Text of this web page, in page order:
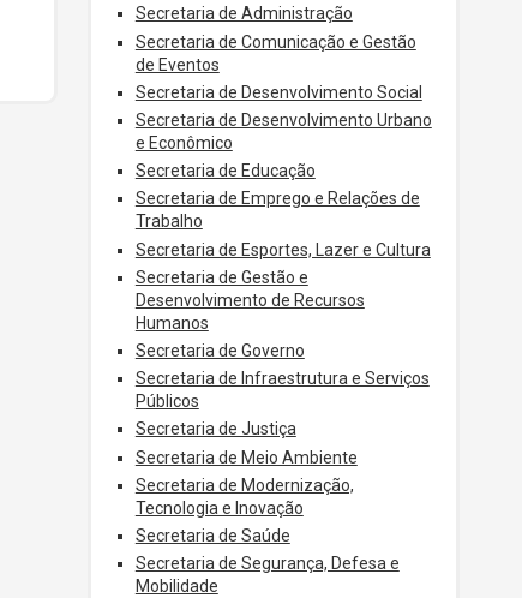
Secretaria de Administração
Secretaria de Comunicação e Gestão
de Eventos
Secretaria de Desenvolvimento Social
Secretaria de Desenvolvimento Urbano
e Econômico
Secretaria de Educação
Secretaria de Emprego e Relações de
Trabalho
Secretaria de Esportes, Lazer e Cultura
Secretaria de Gestão e
Desenvolvimento de Recursos
Humanos
Secretaria de Governo
Secretaria de Infraestrutura e Serviços
Públicos
Secretaria de Justiça
Secretaria de Meio Ambiente
Secretaria de Modernização,
Tecnologia e Inovação
Secretaria de Saúde
Secretaria de Segurança, Defesa e
Mobilidade